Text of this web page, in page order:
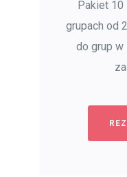
Pakiet 10
grupach od
do grup